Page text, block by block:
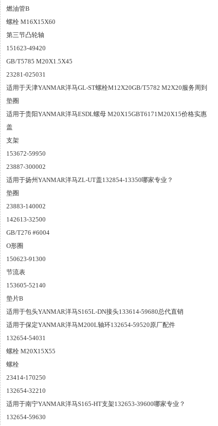
燃油管B
螺栓 M16X15X60
第三节凸轮轴
151623-49420
GB/T5785 M20X1.5X45
23281-025031
适用于天津YANMAR洋马GL-ST螺栓M12X20GB/T5782 M2X20服务周到
垫圈
适用于贵阳YANMAR洋马ESDL螺母 M20X15GBT6171M20X15价格实惠
盖
支架
153672-59950
23887-300002
适用于扬州YANMAR洋马ZL-UT盖132854-13350哪家专业？
垫圈
23883-140002
142613-32500
GB/T276 #6004
O形圈
150623-91300
节流表
153605-52140
垫片B
适用于包头YANMAR洋马S165L-DN接头133614-59680总代直销
适用于保定YANMAR洋马M200L轴环132654-59520原厂配件
132654-54031
螺栓 M20X15X55
螺栓
23414-170250
132654-32210
适用于南宁YANMAR洋马S165-HT支架132653-39600哪家专业？
132654-59630